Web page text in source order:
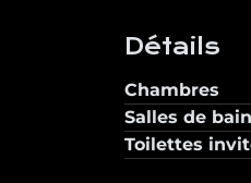
Détails
Chambres
Salles de
Toilettes